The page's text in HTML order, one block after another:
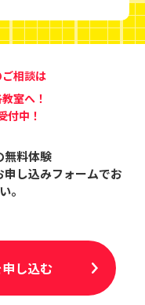
相談は
室へ！
付中！
無料体験
申し込みフォームでお
。
し込む